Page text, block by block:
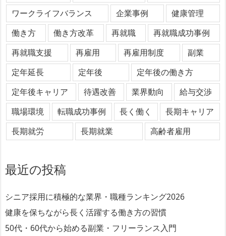
ワークライフバランス
企業事例
健康管理
働き方
働き方改革 再就職
再就職成功事例
再就職支援
再雇用 再雇用制度
副業
定年延長
定年後
定年後の働き方
定年後キャリア
待遇改善 業界動向
給与交渉
職場環境
転職成功事例 長く働く
長期キャリア
長期就労
長期就業 高齢者雇用
最近の投稿
シニア採用に積極的な業界・職種ランキング2026
健康を保ちながら長く活躍する働き方の習慣
50代・60代から始める副業・フリーランス入門